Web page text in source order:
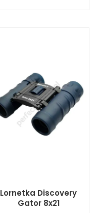
Lornetka Discovery
Gator 8x21